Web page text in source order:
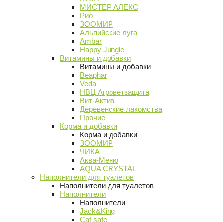
МИСТЕР АЛЕКС
Рио
ЗООМИР
Альпийские луга
Ambar
Happy Jungle
Витамины и добавки
Витамины и добавки
Beaphar
Veda
НВЦ Агроветзащита
Вит-Актив
Деревенские лакомства
Прочие
Корма и добавки
Корма и добавки
ЗООМИР
ЧИКА
Аква-Меню
AQUA CRYSTAL
Наполнители для туалетов
Наполнители для туалетов
Наполнители
Наполнители
Jack&King
Cat safe